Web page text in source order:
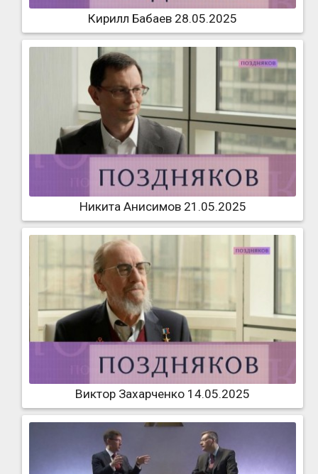
Кирилл Бабаев 28.05.2025
Никита Анисимов 21.05.2025
Виктор Захарченко 14.05.2025